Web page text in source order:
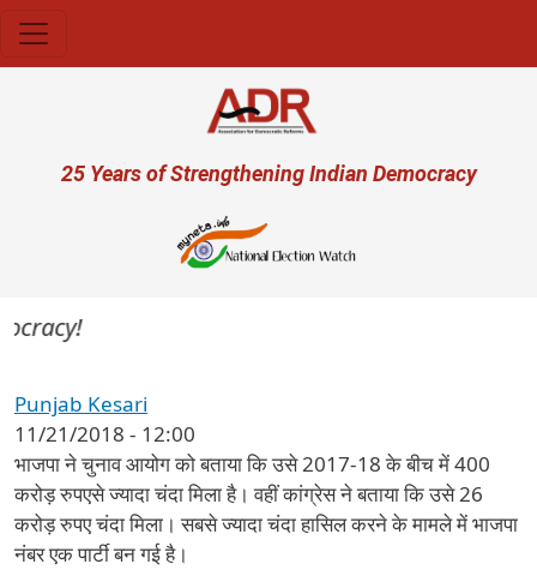
User account menu
25 Years of Strengthening Indian Democracy
Punjab Kesari
11/21/2018 - 12:00
भाजपा ने चुनाव आयोग को बताया कि उसे 2017-18 के बीच में 400
करोड़ रुपएसे ज्यादा चंदा मिला है। वहीं कांग्रेस ने बताया कि उसे 26
करोड़ रुपए चंदा मिला। सबसे ज्यादा चंदा हासिल करने के मामले में भाजपा
नंबर एक पार्टी बन गई है।